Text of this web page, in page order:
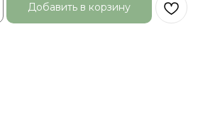
Добавить в корзину